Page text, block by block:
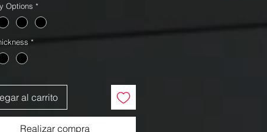
Options *
*
al carrito
Realizar compra